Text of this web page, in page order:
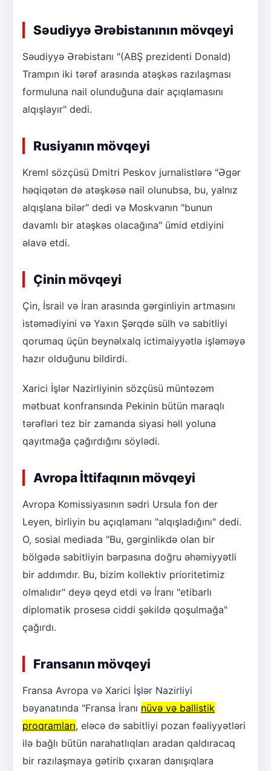
Səudiyyə Ərəbistanının mövqeyi
Səudiyyə Ərəbistanı "(ABŞ prezidenti Donald)
Trampın iki tərəf arasında atəşkəs razılaşması
formuluna nail olunduğuna dair açıqlamasını
alqışlayır" dedi.
Rusiyanın mövqeyi
Kreml sözçüsü Dmitri Peskov jurnalistlərə "Əgər
həqiqətən də atəşkəsə nail olunubsa, bu, yalnız
alqışlana bilər" dedi və Moskvanın "bunun
davamlı bir atəşkəs olacağına" ümid etdiyini
əlavə etdi.
Çinin mövqeyi
Çin, İsrail və İran arasında gərginliyin artmasını
istəmədiyini və Yaxın Şərqdə sülh və sabitliyi
qorumaq üçün beynəlxalq ictimaiyyətlə işləməyə
hazır olduğunu bildirdi.
Xarici İşlər Nazirliyinin sözçüsü müntəzəm
mətbuat konfransında Pekinin bütün maraqlı
tərəfləri tez bir zamanda siyasi həll yoluna
qayıtmağa çağırdığını söylədi.
Avropa İttifaqının mövqeyi
Avropa Komissiyasının sədri Ursula fon der
Leyen, birliyin bu açıqlamanı "alqışladığını" dedi.
O, sosial mediada "Bu, gərginlikdə olan bir
bölgədə sabitliyin bərpasına doğru əhəmiyyətli
bir addımdır. Bu, bizim kollektiv prioritetimiz
olmalıdır" deyə qeyd etdi və İranı "etibarlı
diplomatik prosesə ciddi şəkildə qoşulmağa"
çağırdı.
Fransanın mövqeyi
Fransa Avropa və Xarici İşlər Nazirliyi
bəyanatında "Fransa İranı nüvə və ballistik
proqramları, eləcə də sabitliyi pozan fəaliyyətləri
ilə bağlı bütün narahatlıqları aradan qaldıracaq
bir razılaşmaya gətirib çıxaran danışıqlara